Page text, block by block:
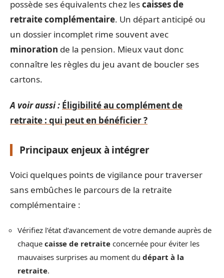
possède ses équivalents chez lescaisses de
retraite complémentaire. Un départ anticipé ou
un dossier incomplet rime souvent avec
minoration de la pension. Mieux vaut donc
connaître les règles du jeu avant de boucler ses
cartons.
A voir aussi : Éligibilité au complément de
retraite : qui peut en bénéficier ?
Principaux enjeux à intégrer
Voici quelques points de vigilance pour traverser
sans embûches le parcours de la retraite
complémentaire :
Vérifiez l’état d’avancement de votre demande auprès de
chaque caisse de retraite concernée pour éviter les
mauvaises surprises au moment du départ à la
retraite.